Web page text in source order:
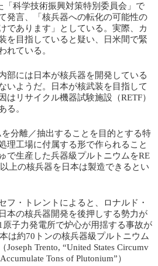
「科学技術振興対策特別委員会」で
発言、「核兵器への転化の可能性の
であります」としている。実際、カ
を目指していると疑い、日米間で緊
れている。
部には日本が核兵器を開発している
いようだ。日本が核武装を目指して
はリサイクル機器試験施設（RETF）
る。
分離／抽出することを目的とする特
理工場に付属する形で作られること
で生産した兵器級プルトニウムをRE
上の核兵器を日本は製造できるとい
・トレントによると、ロナルド・
本の核兵器開発を後押しする勢力が
子力発電所で炉心が用揺する事故が
は約70トンの核兵器級プルトニウム
Trento, “United States Circumv
Tons of Plutonium”）